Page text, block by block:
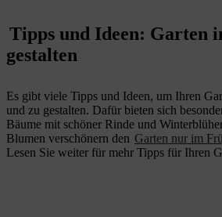
Tipps und Ideen: Garten
gestalten
Es gibt viele Tipps und Ideen, um Ihren
und zu gestalten. Dafür bieten sich
Bäume mit schöner Rinde und
Blumen verschönern den Garten nur im
Lesen Sie weiter für mehr Tipps für Ihren